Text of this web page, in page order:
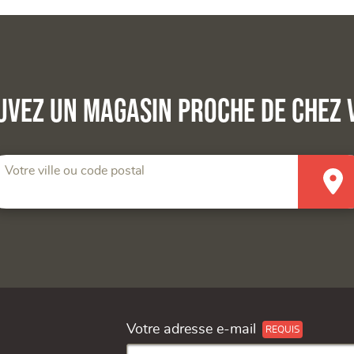
un magasin proche de chez
Votre ville ou code postal
Votre adresse e-mail